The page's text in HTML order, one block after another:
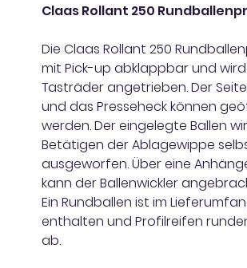
Claas Rollant 250
Die Claas Rollant 250
mit Pick-up abklappbar und
Tasträder angetrieben. Der
und das Presseheck können
werden. Der eingelegte Ballen
Betätigen der Ablagewippe
ausgeworfen. Über eine
kann der Ballenwickler
Ein Rundballen ist im
enthalten und Profilreifen
ab.